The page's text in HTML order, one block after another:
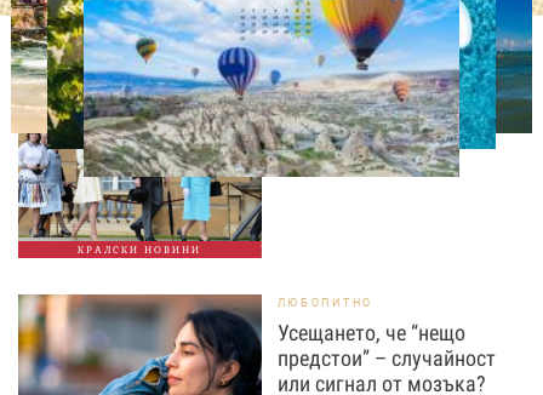
КРАЛСКИ НОВИНИ
СВОБОДНО ВРЕМЕ
Ново бебе в кралското
семейство
ЛЮБОПИТНО
Усещането, че “нещо
предстои” – случайност
или сигнал от мозъка?